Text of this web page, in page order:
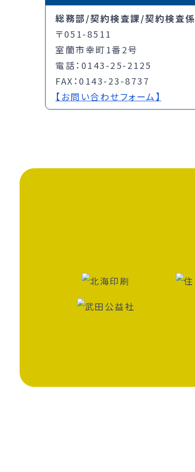
総務部/契約検査課/契約検査係
〒051-8511
室蘭市幸町1番2号
電話：0143-25-2125
FAX：0143-23-8737
【お問い合わせフォーム】